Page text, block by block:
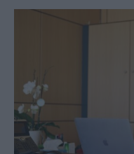
έγκριση